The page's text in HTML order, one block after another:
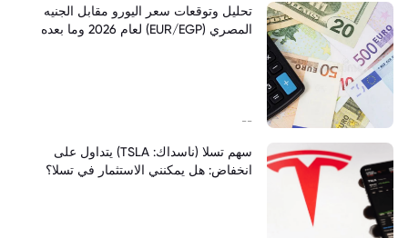
تحليل وتوقعات سعر اليورو مقابل الجنيه
المصري (EUR/EGP) لعام 2026 وما بعده
--
سهم تسلا (ناسداك: TSLA) يتداول على
انخفاض: هل يمكنني الاستثمار في تسلا؟